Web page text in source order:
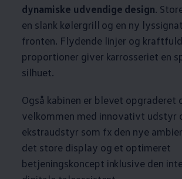
dynamiske udvendige design.
en slank kølergrill og en ny
fronten. Flydende linjer og
proportioner giver karrosseriet en
silhuet.
Også kabinen er blevet opgraderet
velkommen med innovativt udstyr
ekstraudstyr som fx den nye
det store display og et optimeret
betjeningskoncept inklusive den